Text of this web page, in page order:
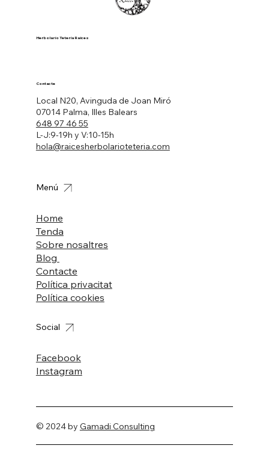
Herbolario Tetería Raíces
© 2024 by Gamadi Consulting
Local N20, Avinguda de Joan Miró
07014 Palma, Illes Balears
648 97 46 55
L-J:9-19h y V:10-15h
hola@raicesherbolarioteteria.com
Contacte
Home
Tenda
Sobre nosaltres
Blog
Contacte
Política privacitat
Política cookies
Menú
Facebook
Instagram
Social